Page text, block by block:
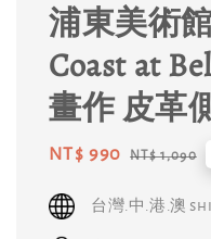
浦東美術
Coast at
畫作 皮革
Sale
NT$ 990 Regular
NT$ 1,090
台灣.中.港.澳